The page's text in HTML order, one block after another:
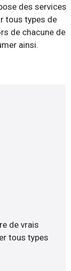
des services
tous types de
de chacune de
ainsi.
de vrais
tous types